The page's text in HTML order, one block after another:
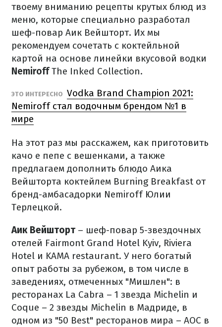
твоему вниманию рецепты крутых блюд из
меню, которые специально разработал
шеф-повар Аик Вейшторт. Их мы
рекомендуем сочетать с коктейльной
картой на основе линейки вкусовой водки
NemiroffThe Inked Collection.
ЭТО ИНТЕРЕСНО Vodka Brand Champion 2021:
Nemiroff стал водочным брендом №1 в
мире
На этот раз мы расскажем, как приготовить
качо е пепе с вешенками, а также
предлагаем дополнить блюдо Аика
Вейшторта коктейлем Burning Breakfast от
бренд-амбасадорки Nemiroff Юлии
Терлецкой.
Аик Вейшторт – шеф-повар 5-звездочных
отелей Fairmont Grand Hotel Kyiv, Riviera
Hotel и KAMA restaurant. У него богатый
опыт работы за рубежом, в том числе в
заведениях, отмеченных "Мишлен": в
ресторанах La Cabra – 1 звезда Michelin и
Coque – 2 звезды Michelin в Мадриде, в
одном из "50 Best" ресторанов мира – AOC в